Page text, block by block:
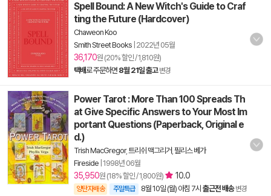
Spell Bound: A New Witch's Guide to Craf
ting the Future (Hardcover)
Chaweon Koo
Smith Street Books 2022년 05월
36,170원 (20% 할인 / 1,810원)
택배로 주문하면 8월 21일 출고 변경
Power Tarot : More Than 100 Spreads Th
at Give Specific Answers to Your Most Im
portant Questions (Paperback, Original e
d.)
Trish MacGregor,트리쉬 맥그리거 필리스 베가
Fireside 1998년 06월
35,950원 (18% 할인 / 1,800원) 10.0
양탄자배송 주말특급 8월 10일 (월) 아침 7시 출근전 배송 변경